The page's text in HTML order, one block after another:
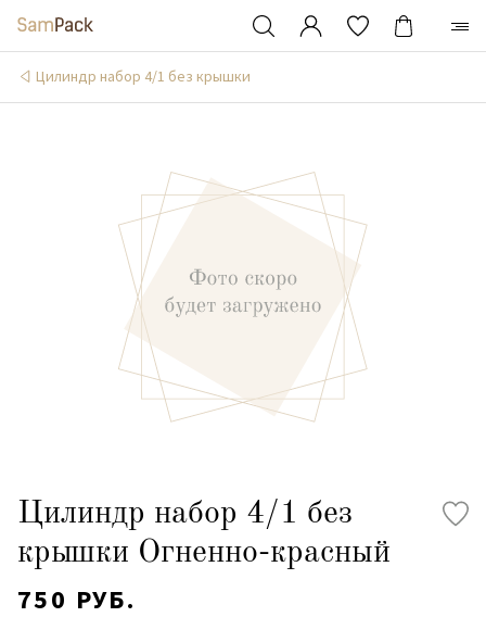
Цилиндр набор 4/1 без крышки
Цилиндр набор 4/1 без
крышки Огненно-красный
750 РУБ.